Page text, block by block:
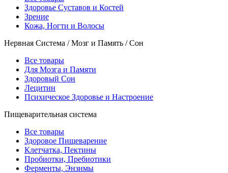
Здоровье Суставов и Костей
Зрение
Кожа, Ногти и Волосы
Нервная Система / Мозг и Память / Сон
Все товары
Для Мозга и Памяти
Здоровый Сон
Лецитин
Психическое Здоровье и Настроение
Пищеварительная система
Все товары
Здоровое Пищеварение
Клетчатка, Пектины
Пробиотки, Пребиотики
Ферменты, Энзимы